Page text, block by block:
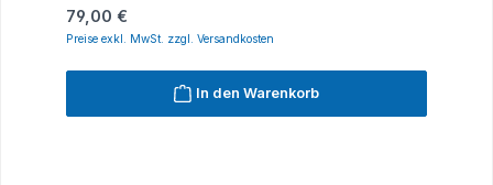
Regulärer Preis:
79,00 €
Preise exkl. MwSt. zzgl. Versandkosten
In den Warenkorb